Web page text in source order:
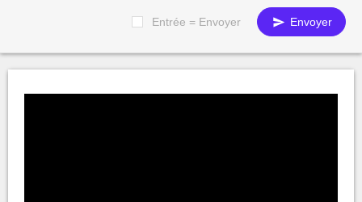
Entrée = Envoyer Envoyer